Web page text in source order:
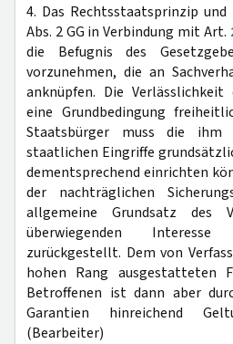
4. Das Rechtsstaatsprinzip
Abs. 2 GG in Verbindung mit Art.
die Befugnis des
vorzunehmen, die an
anknüpfen. Die
eine Grundbedingung
Staatsbürger muss die ihm
staatlichen Eingriffe
dementsprechend einrichten
der nachträglichen
allgemeine Grundsatz des
überwiegenden
zurückgestellt. Dem von
hohen Rang ausgestatteten
Betroffenen ist dann aber
Garantien hinreichend
(Bearbeiter)